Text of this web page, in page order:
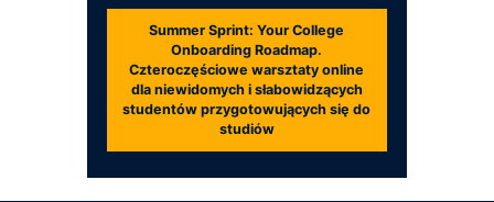
Summer Sprint: Your College
Onboarding Roadmap.
Czteroczęściowe warsztaty online
dla niewidomych i słabowidzących
studentów przygotowujących się do
studiów